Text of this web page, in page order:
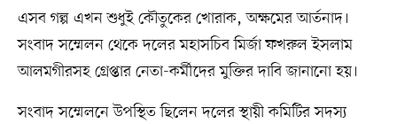
এসব গল্প এখন শুধুই কৌতুকের খোরাক, অক্ষমের আর্তনাদ।
সংবাদ সম্মেলন থেকে দলের মহাসচিব মির্জা ফখরুল ইসলাম
আলমগীরসহ গ্রেপ্তার নেতা-কর্মীদের মুক্তির দাবি জানানো হয়।
সংবাদ সম্মেলনে উপস্থিত ছিলেন দলের স্থায়ী কমিটির সদস্য